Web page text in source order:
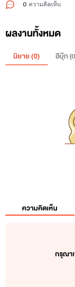
Website:
0 ความคิดเห็น
ผลงานทั้งหมด
นิยาย (0) อีบุ๊ก (0
ความคิดเห็น
กรุณา